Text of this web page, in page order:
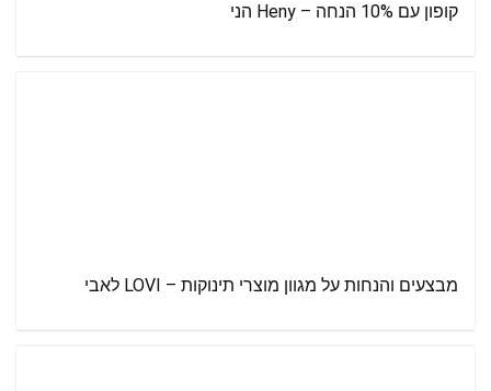
קופון עם 10% הנחה – Heny הני
מבצעים והנחות על מגוון מוצרי תינוקות – LOVI לאבי